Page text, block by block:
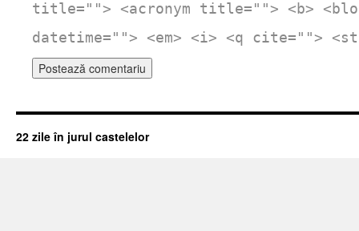
title=""> <acronym title=""> <b>
datetime=""> <em> <i> <q cite="">
22 zile în jurul castelelor